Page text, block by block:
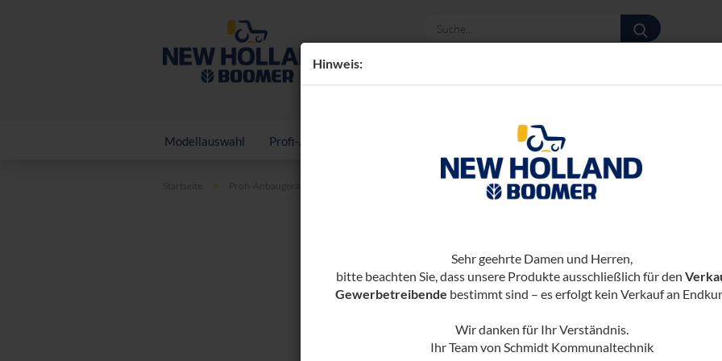
Hin­weis:
Sehr geehrte Damen und Herren,
bitte beachten Sie, dass unsere Produkte ausschließlich für den
Gewerbetreibende bestimmt sind – es erfolgt kein Verkauf an
Wir danken für Ihr Verständnis.
Ihr Team von Schmidt Kommunaltechnik
Suche...
Modellauswahl Profi-Anbaugeräte
» » Forstseilwinden » Forstseilwinde FSW 45